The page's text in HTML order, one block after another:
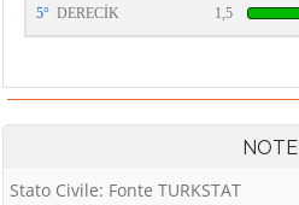
5° DERECİK 1,5
NOTE
Stato Civile: Fonte TURKSTAT